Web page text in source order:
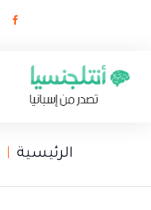
الرئيسية